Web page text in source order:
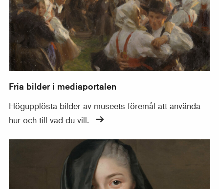
Fria bilder i mediaportalen
Högupplösta bilder av museets föremål att använda
hur och till vad du vill.
Samlingarna online